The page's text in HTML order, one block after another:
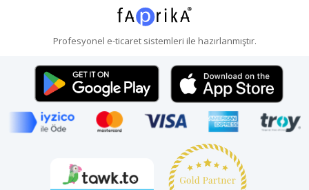
Profesyonel e-ticaretsistemleri ile hazırlanmıştır.